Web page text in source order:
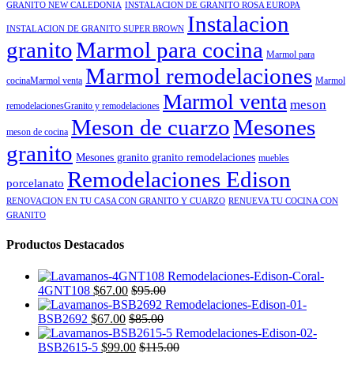
GRANITO NEW CALEDONIA INSTALACION DE GRANITO ROSA EUROPA
INSTALACION DE GRANITO SUPER BROWN Instalacion
granitoMarmol para cocina Marmol para
cocinaMarmol venta Marmol remodelaciones Marmol
remodelacionesGranito y remodelaciones Marmol venta meson
meson de cocina Meson de cuarzoMesones
granito Mesones granito granito remodelaciones muebles
porcelanato Remodelaciones Edison
RENOVACION EN TU CASA CON GRANITO Y CUARZO RENUEVA TU COCINA CON
GRANITO
Productos Destacados
4GNT108 $67.00 $95.00
BSB2692 $67.00 $85.00
BSB2615-5 $99.00 $115.00